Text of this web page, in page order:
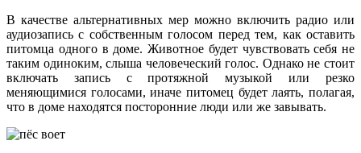
В качестве альтернативных мер можно включить радио или
аудиозапись с собственным голосом перед тем, как оставить
питомца одного в доме. Животное будет чувствовать себя не
таким одиноким, слыша человеческий голос. Однако не стоит
включать запись с протяжной музыкой или резко
меняющимися голосами, иначе питомец будет лаять, полагая,
что в доме находятся посторонние люди или же завывать.